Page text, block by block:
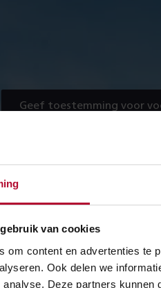
van cookies
om content en advertenties te
Ook delen we
analyse. Deze partners
Geef toestemming voor